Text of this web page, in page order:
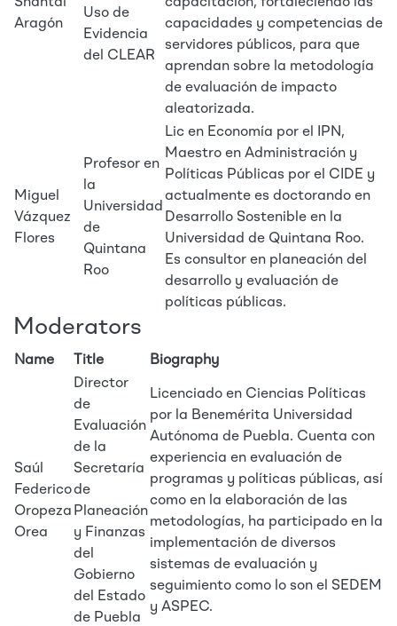
Aragón
Uso de
Evidencia
del CLEAR
capacidades y competencias de
servidores públicos, para que
aprendan sobre la metodología
de evaluación de impacto
aleatorizada.
Miguel
Vázquez
Flores
Profesor en
la
Universidad
de
Quintana
Roo
Lic en Economía por el IPN,
Maestro en Administración y
Políticas Públicas por el CIDE y
actualmente es doctorando en
Desarrollo Sostenible en la
Universidad de Quintana Roo.
Es consultor en planeación del
desarrollo y evaluación de
políticas públicas.
Moderators
Name Title Biography
Saúl
Federico
Oropeza
Orea
Director
de
Evaluación
de la
Secretaría
de
Planeación
y Finanzas
del
Gobierno
del Estado
de Puebla
Licenciado en Ciencias Políticas
por la Benemérita Universidad
Autónoma de Puebla. Cuenta con
experiencia en evaluación de
programas y políticas públicas, así
como en la elaboración de las
metodologías, ha participado en la
implementación de diversos
sistemas de evaluación y
seguimiento como lo son el SEDEM
y ASPEC.